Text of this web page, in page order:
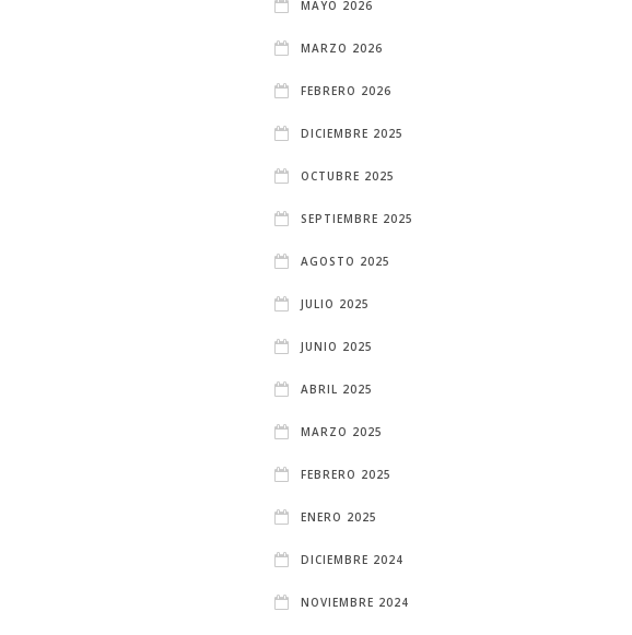
MAYO 2026
MARZO 2026
FEBRERO 2026
DICIEMBRE 2025
OCTUBRE 2025
SEPTIEMBRE 2025
AGOSTO 2025
JULIO 2025
JUNIO 2025
ABRIL 2025
MARZO 2025
FEBRERO 2025
ENERO 2025
DICIEMBRE 2024
NOVIEMBRE 2024